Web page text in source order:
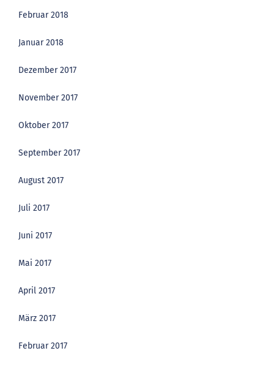
Februar 2018
Januar 2018
Dezember 2017
November 2017
Oktober 2017
September 2017
August 2017
Juli 2017
Juni 2017
Mai 2017
April 2017
März 2017
Februar 2017